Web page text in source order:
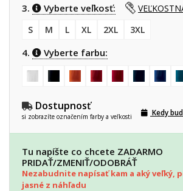
3. Vyberte veľkosť:
S
M L XL 2XL 3XL
4. Vyberte farbu:
Dostupnosť
si zobrazíte označením farby a veľkosti Kedy
Tu napíšte co chcete ZADARMO
PRIDAŤ/ZMENIŤ/ODOBRÁŤ
Nezabudnite napísať kam a aký veľký,
jasné z náhľadu